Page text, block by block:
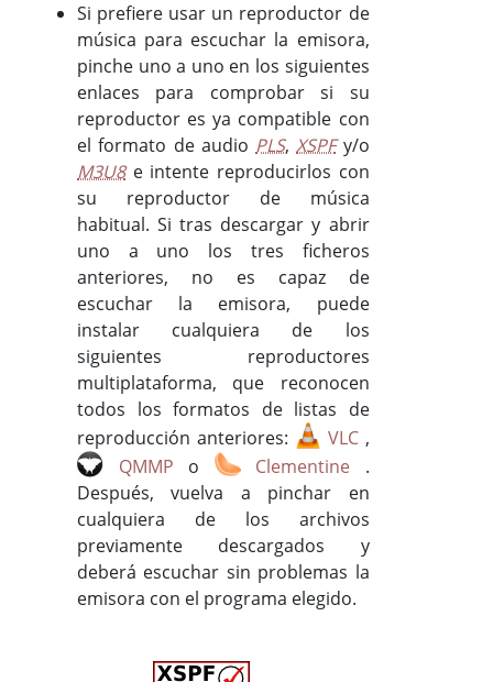
Si prefiere usar un reproductor de
música para escuchar la emisora,
pinche uno a uno en los siguientes
enlaces para comprobar si su
reproductor es ya compatible con
el formato de audio PLS,XSPFy/o
M3U8e intente reproducirlos con
su reproductor de música
habitual. Si tras descargar y abrir
uno a uno los tres ficheros
anteriores, no es capaz de
escuchar la emisora, puede
instalar cualquiera de los
siguientes reproductores
multiplataforma, que reconocen
todos los formatos de listas de
reproducción anteriores:
VLC ,
QMMP o Clementine .
Después, vuelva a pinchar en
cualquiera de los archivos
previamente descargados y
deberá escuchar sin problemas la
emisora con el programa elegido.